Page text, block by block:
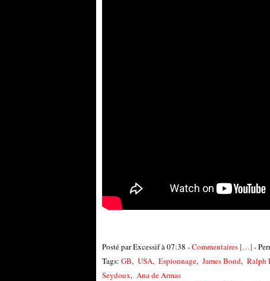
Posté par Excessif à 07:38 -Commentaires […]-
Tags: GB, USA, Espionnage, James Bond, Ralph
Seydoux, Ana de Armas